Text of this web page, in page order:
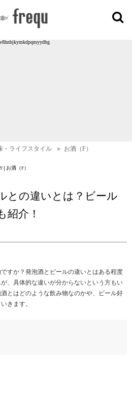
・ライフスタイル お酒（F）
| お酒（F）
との違いとは？ビール
紹介！
すか？発泡酒とビールの違いとはある程度
、具体的な違いが分からないという方もい
とはどのような飲み物なのかや、ビール好
きます。